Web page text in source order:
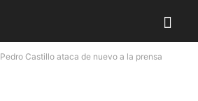
Pedro Castillo ataca de nuevo a la prensa